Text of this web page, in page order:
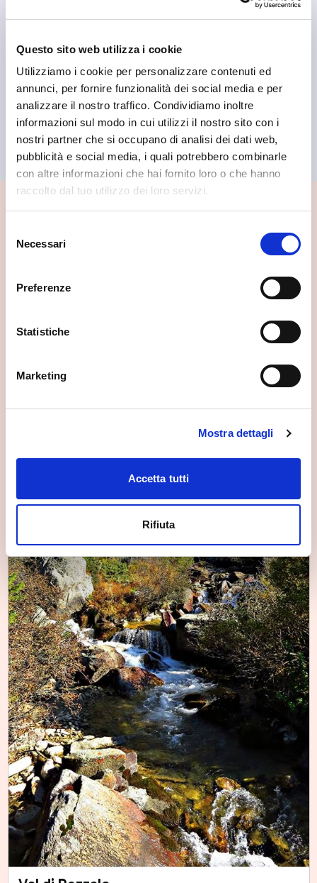
Questo sito web utilizza i cookie
Utilizziamo i cookie per personalizzare contenuti ed
annunci, per fornire funzionalità dei social media e per
analizzare il nostro traffico. Condividiamo inoltre
informazioni sul modo in cui utilizzi il nostro sito con i
nostri partner che si occupano di analisi dei dati web,
pubblicità e social media, i quali potrebbero combinarle
con altre informazioni che hai fornito loro o che hanno
raccolto dal tuo utilizzo dei loro servizi.
delNecessari
Preferenze
Statistiche
Marketing
Mostra dettagli
Accetta tutti
Rifiuta
Sondalo
APT Sondalo
Se vuoi scoprire di più su questa zona, qui trovi altri